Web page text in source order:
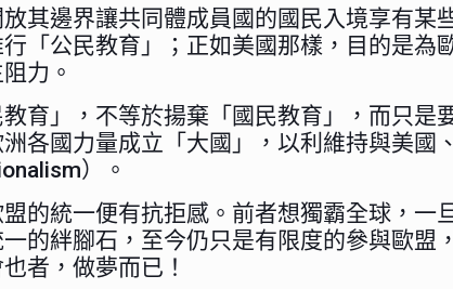
其邊界讓共同體成員國的國民入境享有
「公民教育」；正如美國那樣，目的是
力。
育」，不等於揚棄「國民教育」，而只
各國力量成立「大國」，以利維持與美
）。
的統一便有抗拒感。前者想獨霸全球，
的絆腳石，至今仍只是有限度的參與歐
者，做夢而已！